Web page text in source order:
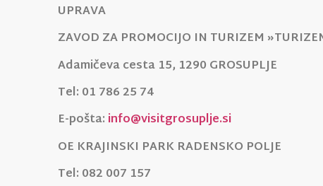
UPRAVA
ZAVOD ZA PROMOCIJO IN TURIZEM
Adamičeva cesta 15, 1290 GROSUPLJE
Tel: 01 786 25 74
E-pošta: info@visitgrosuplje.si
OE KRAJINSKI PARK RADENSKO POLJE
Tel: 082 007 157